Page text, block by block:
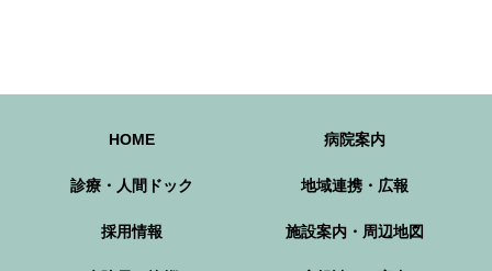
HOME 病院案内
診療・人間ドック 地域連携・広報
採用情報 施設案内・周辺地図